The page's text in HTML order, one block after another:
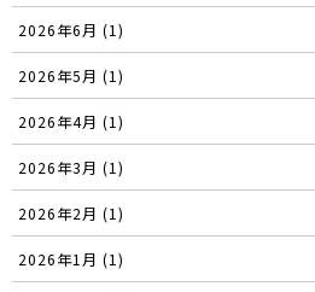
2026年6月 (1)
2026年5月 (1)
2026年4月 (1)
2026年3月 (1)
2026年2月 (1)
2026年1月 (1)